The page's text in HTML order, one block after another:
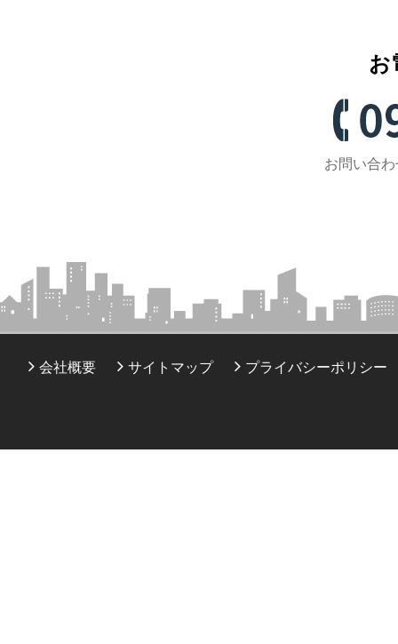
お
お問い合
会社概要 サイトマップ プライバシーポリシー